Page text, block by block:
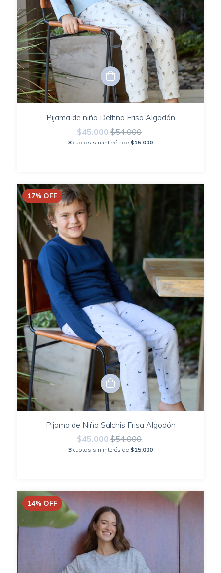
Pijama de niña Delfina Frisa Algodón
$45.000 $54.000
3 cuotas sin interés de $15.000
17% OFF
Pijama de Niño Salchis Frisa Algodón
$45.000 $54.000
3 cuotas sin interés de $15.000
14% OFF